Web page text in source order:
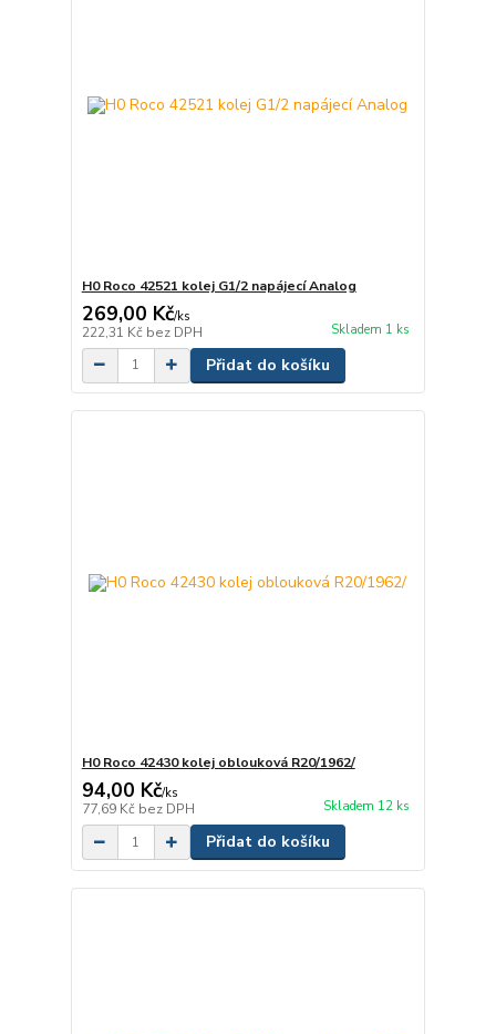
H0 Roco 42521 kolej G1/2 napájecí Analog
269,00 Kč/ks
222,31 Kč bez DPH Skladem 1 ks
Přidat do košíku
H0 Roco 42430 kolej oblouková R20/1962/
94,00 Kč/ks
77,69 Kč bez DPH Skladem 12 ks
Přidat do košíku